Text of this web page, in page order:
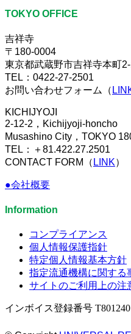
TOKYO OFFICE
吉祥寺
〒180-0004
東京都武蔵野市吉祥寺本町
TEL：0422-27-2501
お問い合わせフォーム（
KICHIJYOJI
2-12-2，Kichijyoji-honcho
Musashino City，TOKYO
TEL：＋81.422.27.2501
CONTACT FORM（ LINK）
●会社概要
Information
コンプライアンス
個人情報保護指針
特定個人情報基本方針
指定流通機構に関する
サイトのご利用上の注
インボイス登録番号